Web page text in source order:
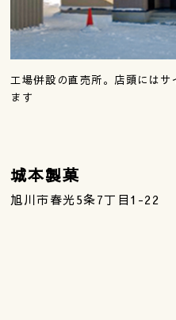
工場併設の直売所。店頭には
ます
城本製菓
旭川市春光5条7丁目1-22